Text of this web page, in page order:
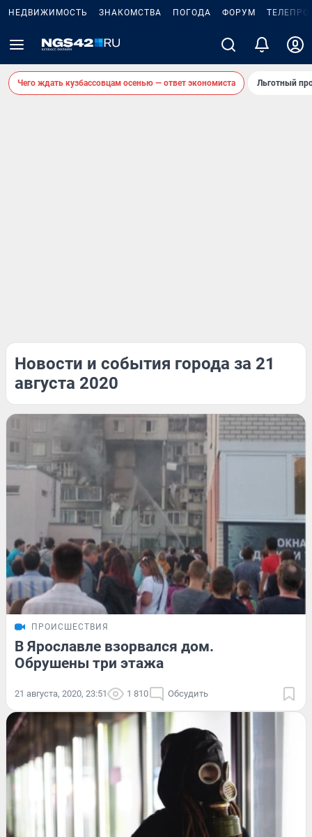
НЕДВИЖИМОСТЬ ЗНАКОМСТВА ПОГОДА ФОРУМ
Чего ждать кузбассовцам осенью — ответ экономиста Льготный
Новости и события города за 21
августа 2020
ПРОИСШЕСТВИЯ
В Ярославле взорвался дом.
Обрушены три этажа
21 августа, 2020, 23:51 1 810 Обсудить